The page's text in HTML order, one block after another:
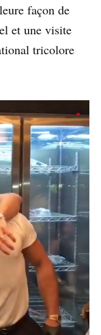
façon de
et une visite
tricolore